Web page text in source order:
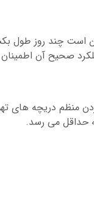
است چند روز طول
صحیح آن
منظم دریچه های
حداقل می رسد.